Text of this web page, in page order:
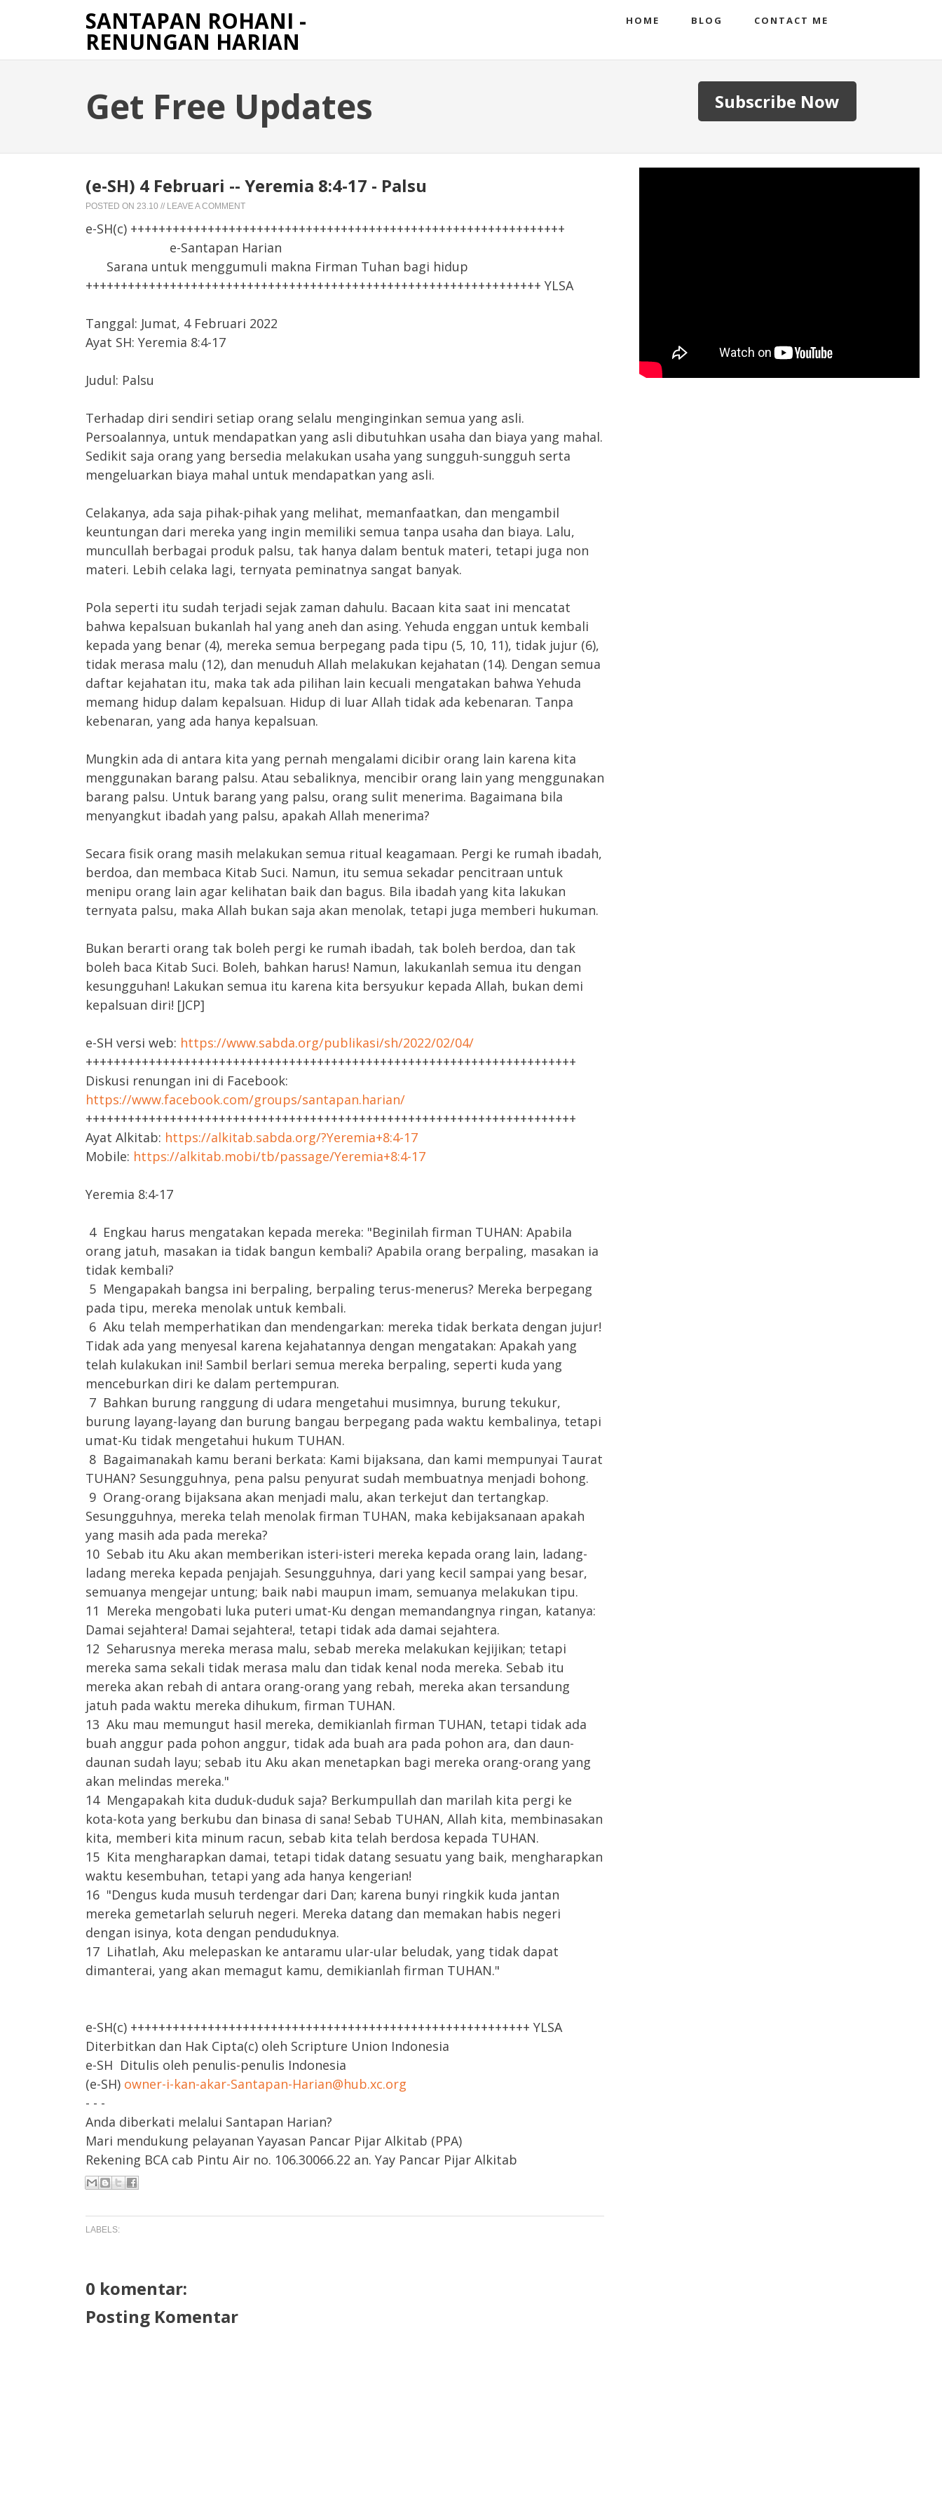
SANTAPAN ROHANI -
RENUNGAN HARIAN
HOME BLOG CONTACT ME
Get Free Updates Subscribe Now
(e-SH) 4 Februari -- Yeremia 8:4-17 - Palsu
POSTED ON 23.10 // LEAVE A COMMENT
e-SH(c) ++++++++++++++++++++++++++++++++++++++++++++++++++++++++++++++
e-Santapan Harian
Sarana untuk menggumuli makna Firman Tuhan bagi hidup
+++++++++++++++++++++++++++++++++++++++++++++++++++++++++++++++++ YLSA
Tanggal: Jumat, 4 Februari 2022
Ayat SH: Yeremia 8:4-17
Judul: Palsu
Terhadap diri sendiri setiap orang selalu menginginkan semua yang asli.
Persoalannya, untuk mendapatkan yang asli dibutuhkan usaha dan biaya yang mahal.
Sedikit saja orang yang bersedia melakukan usaha yang sungguh-sungguh serta
mengeluarkan biaya mahal untuk mendapatkan yang asli.
Celakanya, ada saja pihak-pihak yang melihat, memanfaatkan, dan mengambil
keuntungan dari mereka yang ingin memiliki semua tanpa usaha dan biaya. Lalu,
muncullah berbagai produk palsu, tak hanya dalam bentuk materi, tetapi juga non
materi. Lebih celaka lagi, ternyata peminatnya sangat banyak.
Pola seperti itu sudah terjadi sejak zaman dahulu. Bacaan kita saat ini mencatat
bahwa kepalsuan bukanlah hal yang aneh dan asing. Yehuda enggan untuk kembali
kepada yang benar (4), mereka semua berpegang pada tipu (5, 10, 11), tidak jujur (6),
tidak merasa malu (12), dan menuduh Allah melakukan kejahatan (14). Dengan semua
daftar kejahatan itu, maka tak ada pilihan lain kecuali mengatakan bahwa Yehuda
memang hidup dalam kepalsuan. Hidup di luar Allah tidak ada kebenaran. Tanpa
kebenaran, yang ada hanya kepalsuan.
Mungkin ada di antara kita yang pernah mengalami dicibir orang lain karena kita
menggunakan barang palsu. Atau sebaliknya, mencibir orang lain yang menggunakan
barang palsu. Untuk barang yang palsu, orang sulit menerima. Bagaimana bila
menyangkut ibadah yang palsu, apakah Allah menerima?
Secara fisik orang masih melakukan semua ritual keagamaan. Pergi ke rumah ibadah,
berdoa, dan membaca Kitab Suci. Namun, itu semua sekadar pencitraan untuk
menipu orang lain agar kelihatan baik dan bagus. Bila ibadah yang kita lakukan
ternyata palsu, maka Allah bukan saja akan menolak, tetapi juga memberi hukuman.
Bukan berarti orang tak boleh pergi ke rumah ibadah, tak boleh berdoa, dan tak
boleh baca Kitab Suci. Boleh, bahkan harus! Namun, lakukanlah semua itu dengan
kesungguhan! Lakukan semua itu karena kita bersyukur kepada Allah, bukan demi
kepalsuan diri! [JCP]
e-SH versi web: https://www.sabda.org/publikasi/sh/2022/02/04/
++++++++++++++++++++++++++++++++++++++++++++++++++++++++++++++++++++++
Diskusi renungan ini di Facebook:
https://www.facebook.com/groups/santapan.harian/
++++++++++++++++++++++++++++++++++++++++++++++++++++++++++++++++++++++
Ayat Alkitab: https://alkitab.sabda.org/?Yeremia+8:4-17
Mobile: https://alkitab.mobi/tb/passage/Yeremia+8:4-17
Yeremia 8:4-17
4 Engkau harus mengatakan kepada mereka: "Beginilah firman TUHAN: Apabila
orang jatuh, masakan ia tidak bangun kembali? Apabila orang berpaling, masakan ia
tidak kembali?
5 Mengapakah bangsa ini berpaling, berpaling terus-menerus? Mereka berpegang
pada tipu, mereka menolak untuk kembali.
6 Aku telah memperhatikan dan mendengarkan: mereka tidak berkata dengan jujur!
Tidak ada yang menyesal karena kejahatannya dengan mengatakan: Apakah yang
telah kulakukan ini! Sambil berlari semua mereka berpaling, seperti kuda yang
menceburkan diri ke dalam pertempuran.
7 Bahkan burung ranggung di udara mengetahui musimnya, burung tekukur,
burung layang-layang dan burung bangau berpegang pada waktu kembalinya, tetapi
umat-Ku tidak mengetahui hukum TUHAN.
8 Bagaimanakah kamu berani berkata: Kami bijaksana, dan kami mempunyai Taurat
TUHAN? Sesungguhnya, pena palsu penyurat sudah membuatnya menjadi bohong.
9 Orang-orang bijaksana akan menjadi malu, akan terkejut dan tertangkap.
Sesungguhnya, mereka telah menolak firman TUHAN, maka kebijaksanaan apakah
yang masih ada pada mereka?
10 Sebab itu Aku akan memberikan isteri-isteri mereka kepada orang lain, ladang-
ladang mereka kepada penjajah. Sesungguhnya, dari yang kecil sampai yang besar,
semuanya mengejar untung; baik nabi maupun imam, semuanya melakukan tipu.
11 Mereka mengobati luka puteri umat-Ku dengan memandangnya ringan, katanya:
Damai sejahtera! Damai sejahtera!, tetapi tidak ada damai sejahtera.
12 Seharusnya mereka merasa malu, sebab mereka melakukan kejijikan; tetapi
mereka sama sekali tidak merasa malu dan tidak kenal noda mereka. Sebab itu
mereka akan rebah di antara orang-orang yang rebah, mereka akan tersandung
jatuh pada waktu mereka dihukum, firman TUHAN.
13 Aku mau memungut hasil mereka, demikianlah firman TUHAN, tetapi tidak ada
buah anggur pada pohon anggur, tidak ada buah ara pada pohon ara, dan daun-
daunan sudah layu; sebab itu Aku akan menetapkan bagi mereka orang-orang yang
akan melindas mereka."
14 Mengapakah kita duduk-duduk saja? Berkumpullah dan marilah kita pergi ke
kota-kota yang berkubu dan binasa di sana! Sebab TUHAN, Allah kita, membinasakan
kita, memberi kita minum racun, sebab kita telah berdosa kepada TUHAN.
15 Kita mengharapkan damai, tetapi tidak datang sesuatu yang baik, mengharapkan
waktu kesembuhan, tetapi yang ada hanya kengerian!
16 "Dengus kuda musuh terdengar dari Dan; karena bunyi ringkik kuda jantan
mereka gemetarlah seluruh negeri. Mereka datang dan memakan habis negeri
dengan isinya, kota dengan penduduknya.
17 Lihatlah, Aku melepaskan ke antaramu ular-ular beludak, yang tidak dapat
dimanterai, yang akan memagut kamu, demikianlah firman TUHAN."
e-SH(c) +++++++++++++++++++++++++++++++++++++++++++++++++++++++++ YLSA
Diterbitkan dan Hak Cipta(c) oleh Scripture Union Indonesia
e-SH Ditulis oleh penulis-penulis Indonesia
(e-SH) owner-i-kan-akar-Santapan-Harian@hub.xc.org
- - -
Anda diberkati melalui Santapan Harian?
Mari mendukung pelayanan Yayasan Pancar Pijar Alkitab (PPA)
Rekening BCA cab Pintu Air no. 106.30066.22 an. Yay Pancar Pijar Alkitab
LABELS:
0 komentar:
Posting Komentar